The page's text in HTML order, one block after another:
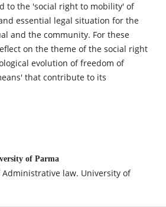
to the 'social right to mobility' of
essential legal situation for the
and the community. For these
on the theme of the social right
evolution of freedom of
that contribute to its
of Parma
Administrative law. University of